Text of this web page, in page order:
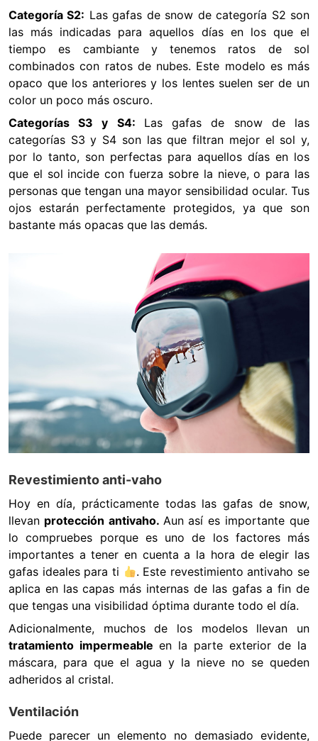
Categoría S2: Las gafas de snow de categoría S2 son
las más indicadas para aquellos días en los que el
tiempo es cambiante y tenemos ratos de sol
combinados con ratos de nubes. Este modelo es más
opaco que los anteriores y los lentes suelen ser de un
color un poco más oscuro.
Categorías S3 y S4: Las gafas de snow de las
categorías S3 y S4 son las que filtran mejor el sol y,
por lo tanto, son perfectas para aquellos días en los
que el sol incide con fuerza sobre la nieve, o para las
personas que tengan una mayor sensibilidad ocular. Tus
ojos estarán perfectamente protegidos, ya que son
bastante más opacas que las demás.
Revestimiento anti-vaho
Hoy en día, prácticamente todas las gafas de snow,
llevan protección antivaho. Aun así es importante que
lo compruebes porque es uno de los factores más
importantes a tener en cuenta a la hora de elegir las
gafas ideales para ti
. Este revestimiento antivaho se
aplica en las capas más internas de las gafas a fin de
que tengas una visibilidad óptima durante todo el día.
Adicionalmente, muchos de los modelos llevan un
tratamiento impermeable en la parte exterior de la
máscara, para que el agua y la nieve no se queden
adheridos al cristal.
Ventilación
Puede parecer un elemento no demasiado evidente,